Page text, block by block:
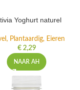
Yoghurt naturel
Plantaardig, Eieren
€2,29
NAAR AH